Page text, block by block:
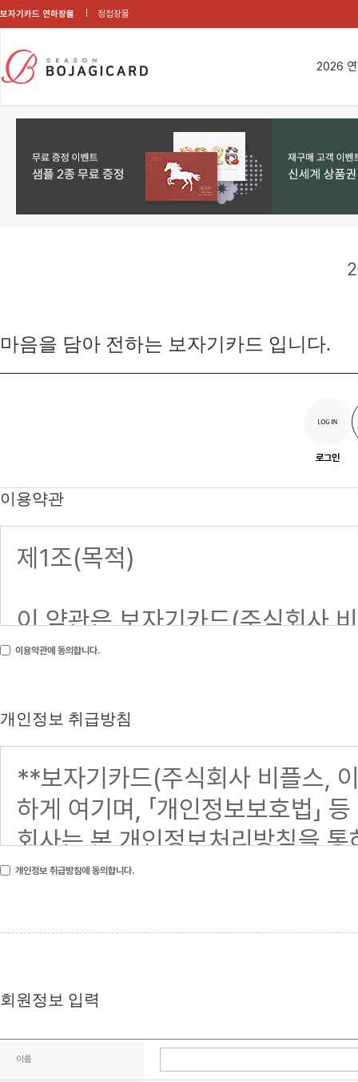
보자기카드 연하장몰 청첩장몰
2026
마음을 담아 전하는 보자기카드 입니다.
로그인
이용약관
이용약관에 동의합니다.
개인정보 취급방침
개인정보 취급방침에 동의합니다.
회원정보 입력
이름